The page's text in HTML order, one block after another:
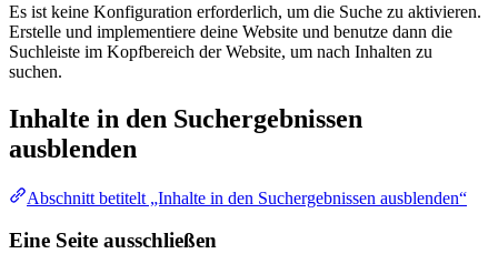
Es ist keine Konfiguration erforderlich, um die Suche zu aktivieren.
Erstelle und implementiere deine Website und benutze dann die
Suchleiste im Kopfbereich der Website, um nach Inhalten zu
suchen.
Inhalte in den Suchergebnissen
ausblenden
Abschnitt betitelt „Inhalte in den Suchergebnissen ausblenden“
Eine Seite ausschließen